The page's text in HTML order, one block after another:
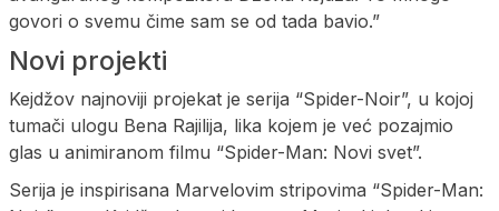
govori o svemu čime sam se od tada bavio.”
Novi projekti
Kejdžov najnoviji projekat je serija “Spider-Noir”, u kojoj
tumači ulogu Bena Rajilija, lika kojem je već pozajmio
glas u animiranom filmu “Spider-Man: Novi svet”.
Serija je inspirisana Marvelovim stripovima “Spider-Man: